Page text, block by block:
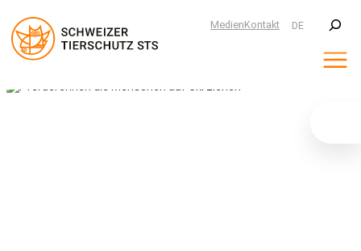
MedienKontakt DE
Suchen